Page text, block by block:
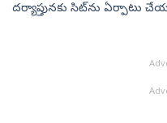
దర్యాప్తునకు సిట్‌ను ఏర్పాటు